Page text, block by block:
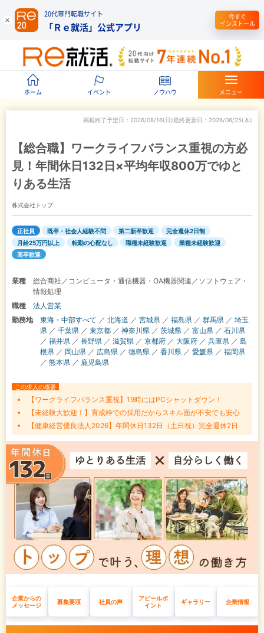
20代専門転職サイト
「Ｒｅ就活」公式アプリ
今すぐ
インストール
ホーム イベント ノウハウ メニュー
最終更新日 2026/06/25(木)
掲載終了予定日 2026/08/16(日)
【総合職】ワークライフバランス重視の方必
見！年間休日132日×平均年収800万でゆと
りある生活
株式会社トップ
正社員 既卒・社会人経験不問 第二新卒歓迎
完全週休2日制
月給25万円以上
転勤の心配なし 職種未経験歓迎
業種未経験歓迎
高卒歓迎
業種
総合商社／コンピュータ・通信機器・OA機器関連／ソフトウェア・
情報処理
職種
法人営業
勤務地
東海・中部すべて ／ 北海道 ／ 宮城県 ／ 福島県 ／ 群馬県 ／ 埼玉
県 ／ 千葉県 ／ 東京都 ／ 神奈川県 ／ 茨城県 ／ 富山県 ／ 石川県
／ 福井県 ／ 長野県 ／ 滋賀県 ／ 京都府 ／ 大阪府 ／ 兵庫県 ／ 島
根県 ／ 岡山県 ／ 広島県 ／ 徳島県 ／ 香川県 ／ 愛媛県 ／ 福岡県
／ 熊本県 ／ 鹿児島県
この求人の概要
【ワークライフバランス重視】19時にはPCシャットダウン！
【未経験大歓迎！】育成枠での採用だからスキル面が不安でも安心
【健康経営優良法人2026】年間休日132日（土日祝）完全週休2日
企業からの
メッセージ
募集要項 社員の声
アピールポ
イント
ギャラリー 企業情報